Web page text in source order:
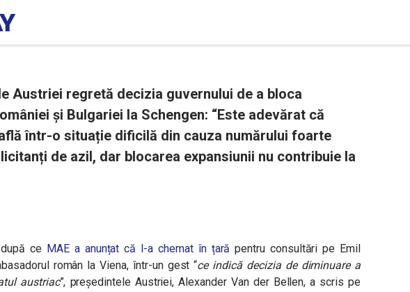
Austriei regretă decizia guvernului de a bloca
și Bulgariei la Schengen: “Este adevărat că
într-o situație dificilă din cauza numărului foarte
de azil, dar blocarea expansiunii nu contribuie la
ce MAE a anunțat că l-a chemat în țară pentru consultări pe Emil
român la Viena, într-un gest “ce indică decizia de diminuare a
austriac”, președintele Austriei, Alexander Van der Bellen, a scris pe